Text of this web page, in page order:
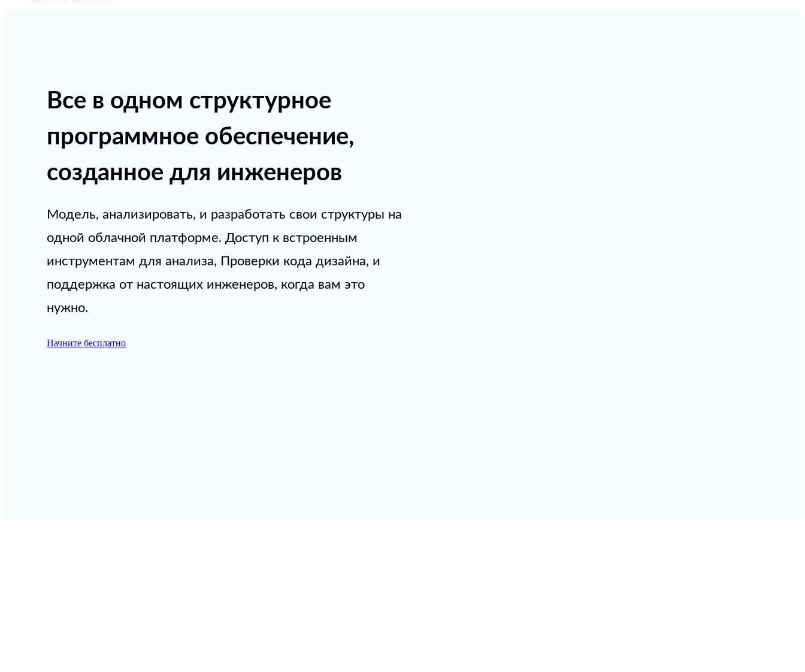
Все в одном структурное
программное обеспечение,
созданное для инженеров
Модель, анализировать, и разработать свои структуры на
одной облачной платформе. Доступ к встроенным
инструментам для анализа, Проверки кода дизайна, и
поддержка от настоящих инженеров, когда вам это
нужно.
Начните бесплатно